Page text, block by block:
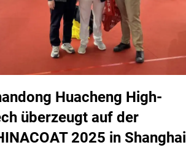
Huacheng High-
überzeugt auf der
2025 in Shanghai